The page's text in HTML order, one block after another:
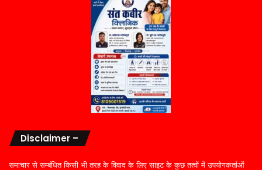
Disclaimer –
समाचार से सम्बंधित किसी भी तरह के विवाद के लिए साइट के कुछ तत्वों में उपयोगकर्ताओं